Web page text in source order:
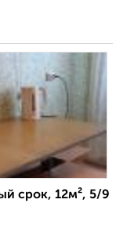
срок, 12м², 5/9